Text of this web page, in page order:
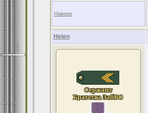
Наверх
Helen